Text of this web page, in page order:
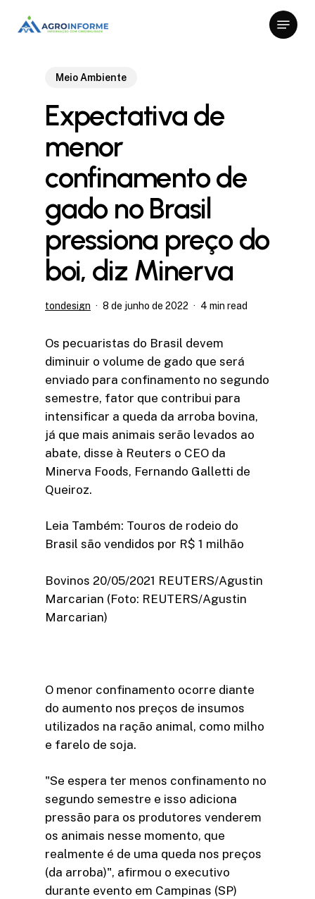
Menu
Meio Ambiente
Expectativa de
menor
confinamento de
gado no Brasil
pressiona preço do
boi, diz Minerva
tondesign 8 de junho de 2022 4 min read
Os pecuaristas do Brasil devem
diminuir o volume de gado que será
enviado para confinamento no segundo
semestre, fator que contribui para
intensificar a queda da arroba bovina,
já que mais animais serão levados ao
abate, disse à Reuters o CEO da
Minerva Foods, Fernando Galletti de
Queiroz.
Leia Também: Touros de rodeio do
Brasil são vendidos por R$ 1 milhão
Bovinos 20/05/2021 REUTERS/Agustin
Marcarian (Foto: REUTERS/Agustin
Marcarian)
O menor confinamento ocorre diante
do aumento nos preços de insumos
utilizados na ração animal, como milho
e farelo de soja.
"Se espera ter menos confinamento no
segundo semestre e isso adiciona
pressão para os produtores venderem
os animais nesse momento, que
realmente é de uma queda nos preços
(da arroba)", afirmou o executivo
durante evento em Campinas (SP)